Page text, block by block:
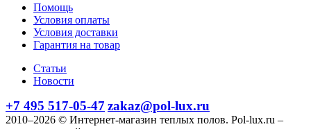
Помощь
Условия оплаты
Условия доставки
Гарантия на товар
Статьи
Новости
+7 495 517-05-47 zakaz@pol-lux.ru
2010–2026 © Интернет-магазин теплых полов. Pol-lux.ru –